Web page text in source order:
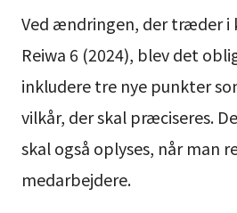
Ved ændringen, der træder i
Reiwa 6 (2024), blev det
inkludere tre nye punkter
vilkår, der skal præciseres.
skal også oplyses, når man
medarbejdere.